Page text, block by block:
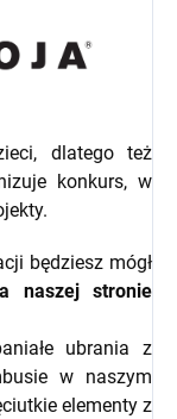
dlatego też
konkurs, w
będziesz mógł
naszej stronie
ubrania z
w naszym
elementy z